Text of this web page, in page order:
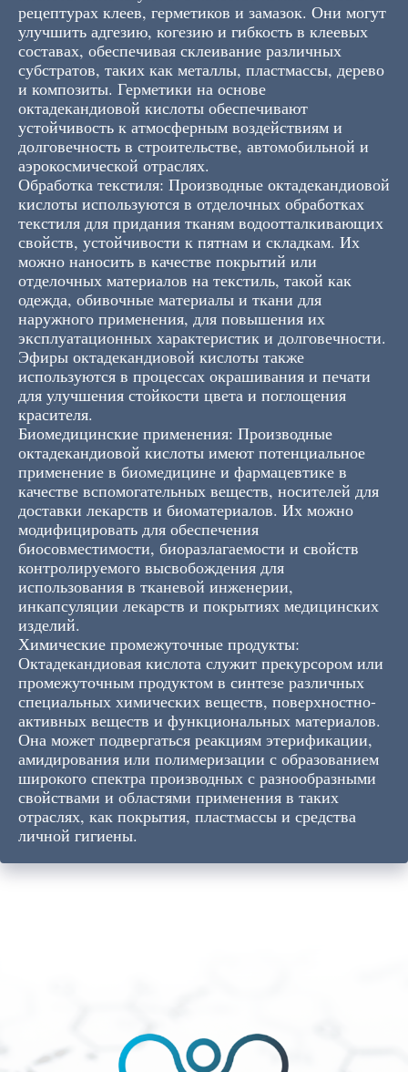
рецептурах клеев, герметиков и замазок. Они могут
улучшить адгезию, когезию и гибкость в клеевых
составах, обеспечивая склеивание различных
субстратов, таких как металлы, пластмассы, дерево
и композиты. Герметики на основе
октадекандиовой кислоты обеспечивают
устойчивость к атмосферным воздействиям и
долговечность в строительстве, автомобильной и
аэрокосмической отраслях.
Обработка текстиля: Производные октадекандиовой
кислоты используются в отделочных обработках
текстиля для придания тканям водоотталкивающих
свойств, устойчивости к пятнам и складкам. Их
можно наносить в качестве покрытий или
отделочных материалов на текстиль, такой как
одежда, обивочные материалы и ткани для
наружного применения, для повышения их
эксплуатационных характеристик и долговечности.
Эфиры октадекандиовой кислоты также
используются в процессах окрашивания и печати
для улучшения стойкости цвета и поглощения
красителя.
Биомедицинские применения: Производные
октадекандиовой кислоты имеют потенциальное
применение в биомедицине и фармацевтике в
качестве вспомогательных веществ, носителей для
доставки лекарств и биоматериалов. Их можно
модифицировать для обеспечения
биосовместимости, биоразлагаемости и свойств
контролируемого высвобождения для
использования в тканевой инженерии,
инкапсуляции лекарств и покрытиях медицинских
изделий.
Химические промежуточные продукты:
Октадекандиовая кислота служит прекурсором или
промежуточным продуктом в синтезе различных
специальных химических веществ, поверхностно-
активных веществ и функциональных материалов.
Она может подвергаться реакциям этерификации,
амидирования или полимеризации с образованием
широкого спектра производных с разнообразными
свойствами и областями применения в таких
отраслях, как покрытия, пластмассы и средства
личной гигиены.